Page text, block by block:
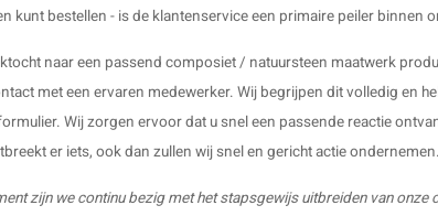
bestellen - is de klantenservice een primaire peiler binnen
naar een passend composiet / natuursteen maatwerk
met een ervaren medewerker. Wij begrijpen dit volledig en
Wij zorgen ervoor dat u snel een passende reactie
er iets, ook dan zullen wij snel en gericht actie ondernemen.
zijn we continu bezig met het stapsgewijs uitbreiden van onze